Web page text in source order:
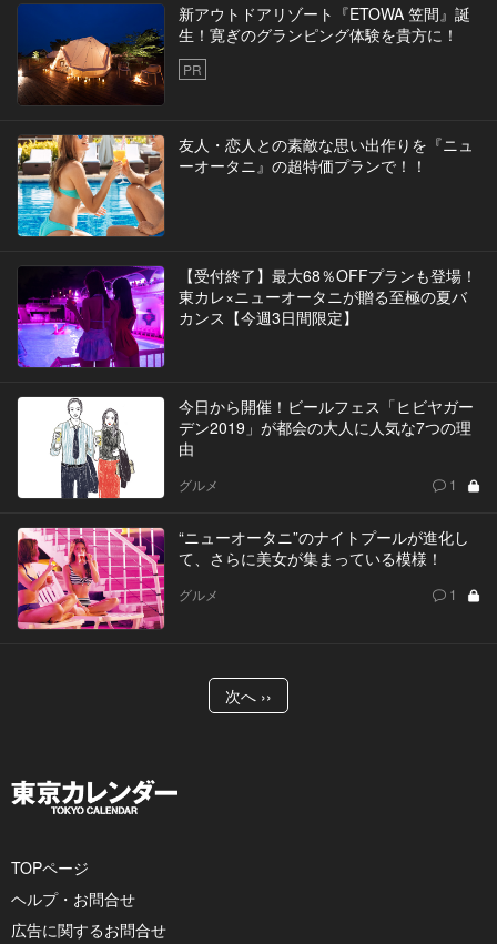
新アウトドアリゾート『ETOWA 笠間』誕
生！寛ぎのグランピング体験を貴方に！
PR
友人・恋人との素敵な思い出作りを『ニュ
ーオータニ』の超特価プランで！！
【受付終了】最大68％OFFプランも登場！
東カレ×ニューオータニが贈る至極の夏バ
カンス【今週3日間限定】
今日から開催！ビールフェス「ヒビヤガー
デン2019」が都会の大人に人気な7つの理
由
グルメ 1
“ニューオータニ”のナイトプールが進化し
て、さらに美女が集まっている模様！
グルメ 1
次へ ››
TOPページ
ヘルプ・お問合せ
広告に関するお問合せ